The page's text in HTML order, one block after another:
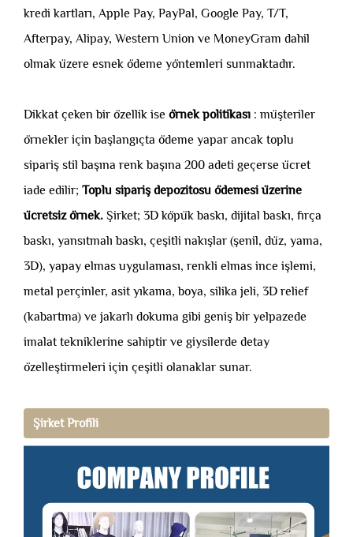
kredi kartları, Apple Pay, PayPal, Google Pay, T/T,
Afterpay, Alipay, Western Union ve MoneyGram dahil
olmak üzere esnek ödeme yöntemleri sunmaktadır.
Dikkat çeken bir özellik ise örnek politikası : müşteriler
örnekler için başlangıçta ödeme yapar ancak toplu
sipariş stil başına renk başına 200 adeti geçerse ücret
iade edilir; Toplu sipariş depozitosu ödemesi üzerine
ücretsiz örnek. Şirket; 3D köpük baskı, dijital baskı, fırça
baskı, yansıtmalı baskı, çeşitli nakışlar (şenil, düz, yama,
3D), yapay elmas uygulaması, renkli elmas ince işlemi,
metal perçinler, asit yıkama, boya, silika jeli, 3D relief
(kabartma) ve jakarlı dokuma gibi geniş bir yelpazede
imalat tekniklerine sahiptir ve giysilerde detay
özelleştirmeleri için çeşitli olanaklar sunar.
Şirket Profili